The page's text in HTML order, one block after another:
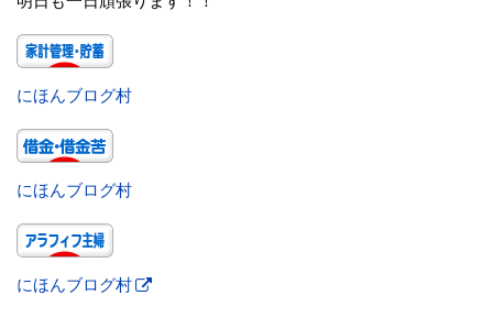
にほんブログ村
にほんブログ村
にほんブログ村